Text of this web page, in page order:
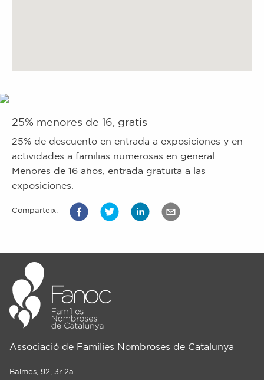
25% menores de 16, gratis
25% de descuento en entrada a exposiciones y en
actividades a familias numerosas en general.
Menores de 16 años, entrada gratuita a las
exposiciones.
Comparteix:
Associació de Families Nombroses de Catalunya
Balmes, 92, 3r 2a